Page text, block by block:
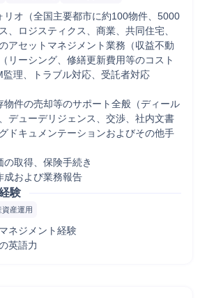
リオ（全国主要都市に約100物件、5000
、ロジスティクス、商業、共同住宅、
アセットマネジメント業務（収益不動
リーシング、修繕更新費用等のコスト
監理、トラブル対応、受託者対応
物件の売却等のサポート全般（ディール
デューデリジェンス、交渉、社内文書
ドキュメンテーションおよびその他手
取得、保険手続き
成および業務報告
験
資産運用
ネジメント経験
英語力